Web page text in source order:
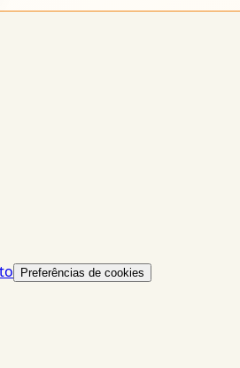
Preferências de cookies